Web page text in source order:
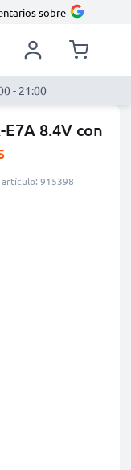
sobre
- 21:00
8.4V con
915398